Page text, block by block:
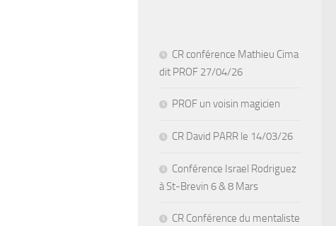
CR conférence Mathieu Cima
dit PROF 27/04/26
PROF un voisin magicien
CR David PARR le 14/03/26
Conférence Israel Rodriguez
à St-Brevin 6 & 8 Mars
CR Conférence du mentaliste